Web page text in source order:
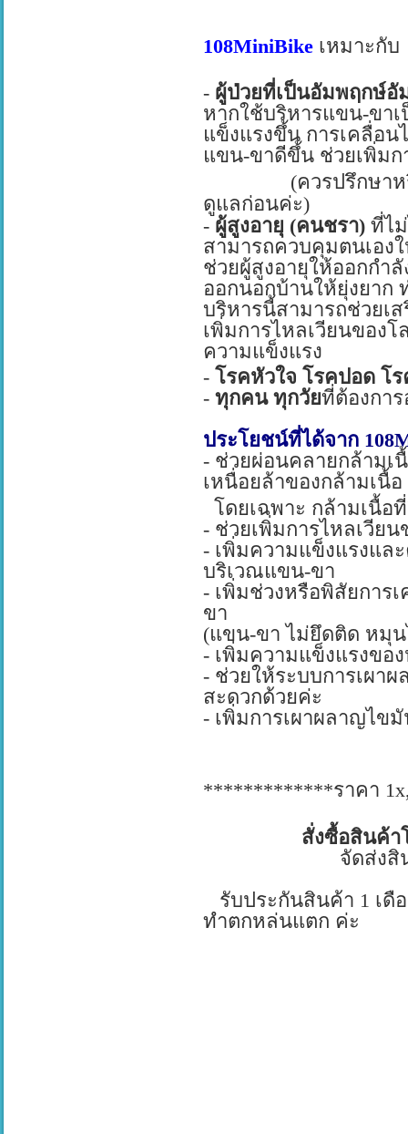
108MiniBike เหมาะกับ
- ผู้ป่วยที่เป็นอัมพฤกษ์อั
หากใช้บริหารแขน-ขา
แข็งแรงขึ้น การเคลื่อ
แขน-ขาดีขึ้น ช่วยเพิ่มก
(ควรปรึกษา
ดูแลก่อนค่ะ)
- ผู้สูงอายุ (คนชรา) ที่ไ
สามารถควบคุมตนเอง
ช่วยผู้สูงอายุให้ออกกำ
ออกนอกบ้านให้ยุ่งยาก
บริหารนี้สามารถช่วยเ
เพิ่มการไหลเวียนของ
ความแข็งแรง
- โรคหัวใจ โรคปอด โ
- ทุกคน ทุกวัยที่ต้องกา
ประโยชน์ที่ได้จาก
- ช่วยผ่อนคลายกล้ามเ
เหนื่อยล้าของกล้ามเนื้อ
โดยเฉพาะ กล้ามเนื้อ
- ช่วยเพิ่มการไหลเวีย
- เพิ่มความแข็งแรงแล
บริเวณแขน-ขา
- เพิ่มช่วงหรือพิสัยการ
ขา
(แขน-ขา ไม่ยึดติด หมุ
- เพิ่มความแข็งแรงขอ
- ช่วยให้ระบบการเผา
สะดวกด้วยค่ะ
- เพิ่มการเผาผลาญไข
*************ราคา
สั่งซื้อสินค้าโ
จัดส่งสินค้าทั่
รับประกันสินค้า 1 เดื
ทำตกหล่นแตก ค่ะ